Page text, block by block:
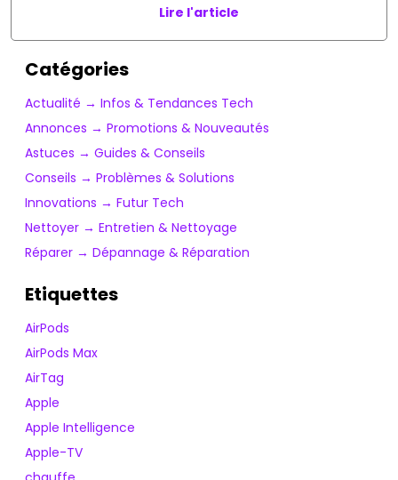
Lire l'article
Catégories
Actualité → Infos & Tendances Tech
Annonces → Promotions & Nouveautés
Astuces → Guides & Conseils
Conseils → Problèmes & Solutions
Innovations → Futur Tech
Nettoyer → Entretien & Nettoyage
Réparer → Dépannage & Réparation
Etiquettes
AirPods
AirPods Max
AirTag
Apple
Apple Intelligence
Apple-TV